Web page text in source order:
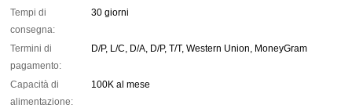
Tempi di
consegna:
30 giorni
Termini di
pagamento:
D/P, L/C, D/A, D/P, T/T, Western Union, MoneyGram
Capacità di
alimentazione:
100K al mese